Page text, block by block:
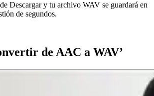
Descargar y tu archivo WAV se guardará en
de segundos.
de AAC a WAV’